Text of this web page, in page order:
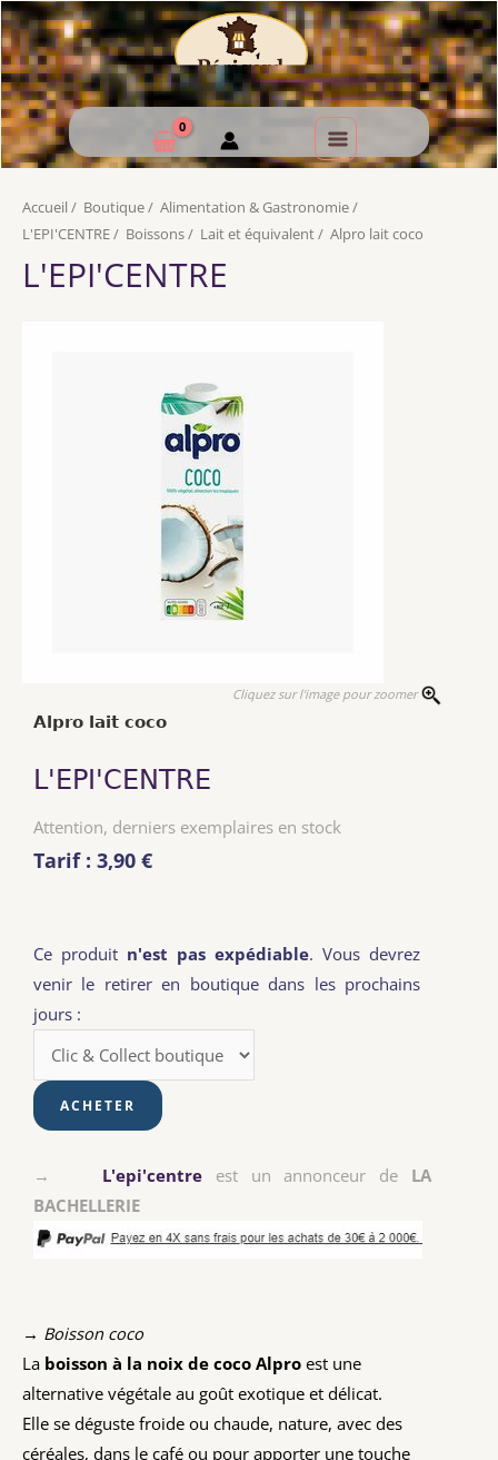
Accueil / Boutique/ Alimentation & Gastronomie/
L'EPI'CENTRE/ Boissons/ Lait et équivalent/ Alpro lait coco
L'EPI'CENTRE
Cliquez sur l'image pour zoomer
Alpro lait coco
L'EPI'CENTRE
Attention, derniers exemplaires en stock
Tarif : 3,90 €
Ce produit n'est pas expédiable. Vous devrez
venir le retirer en boutique dans les prochains
jours :
→ L'epi'centre est un annonceur de LA
BACHELLERIE
→ Boisson coco
La boisson à la noix de coco Alpro est une
alternative végétale au goût exotique et délicat.
Elle se déguste froide ou chaude, nature, avec des
céréales, dans le café ou pour apporter une touche